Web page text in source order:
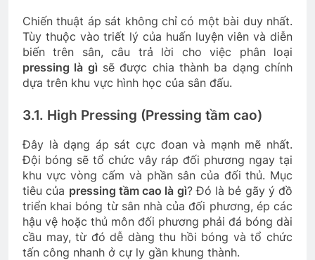
Chiến thuật áp sát không chỉ có một bài duy nhất.
Tùy thuộc vào triết lý của huấn luyện viên và diễn
biến trên sân, câu trả lời cho việc phân loại
pressing là gì sẽ được chia thành ba dạng chính
dựa trên khu vực hình học của sân đấu.
3.1. High Pressing (Pressing tầm cao)
Đây là dạng áp sát cực đoan và mạnh mẽ nhất.
Đội bóng sẽ tổ chức vây ráp đối phương ngay tại
khu vực vòng cấm và phần sân của đối thủ. Mục
tiêu của pressing tầm cao là gì? Đó là bẻ gãy ý đồ
triển khai bóng từ sân nhà của đối phương, ép các
hậu vệ hoặc thủ môn đối phương phải đá bóng dài
cầu may, từ đó dễ dàng thu hồi bóng và tổ chức
tấn công nhanh ở cự ly gần khung thành.